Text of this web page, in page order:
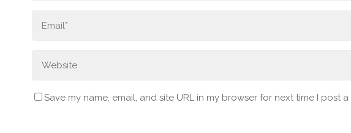
Save my name, email, and site URL in my browser for next time I post a